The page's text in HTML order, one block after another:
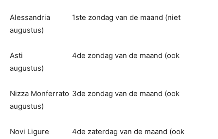
Alessandria
1ste zondag van de maand (niet
augustus)
Asti
4de zondag van de maand (ook
augustus)
Nizza Monferrato 3de zondag van de maand (ook
augustus)
Novi Ligure
4de zaterdag van de maand (ook